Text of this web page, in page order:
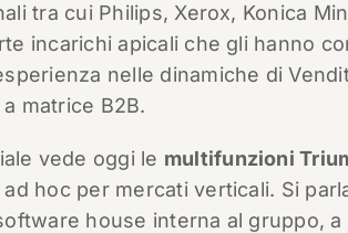
tra cui Philips, Xerox, Konica
incarichi apicali che gli hanno
nelle dinamiche di
matrice B2B.
vede oggi le multifunzioni
hoc per mercati verticali. Si
house interna al gruppo, a